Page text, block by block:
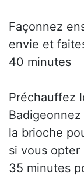
Façonnez
envie et
40 minutes
Préchauffez
la brioche
si vous opter
35 minutes